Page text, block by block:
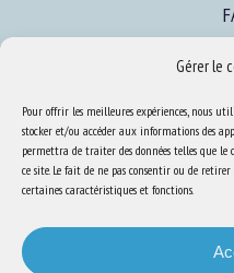
Gérer le
Pour offrir les meilleures expériences, nous
stocker et/ou accéder aux informations des
permettra de traiter des données telles que
ce site. Le fait de ne pas consentir ou de
certaines caractéristiques et fonctions.
Se